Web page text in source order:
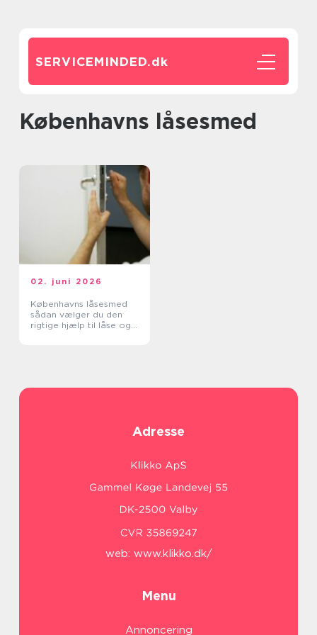
SERVICEMINDED.dk
københavns låsesmed
02. juni 2026
Københavns låsesmed
sådan vælger du den
rigtige hjælp til låse og
Adresse
web: www.klikko.dk/
Menu
Annoncering